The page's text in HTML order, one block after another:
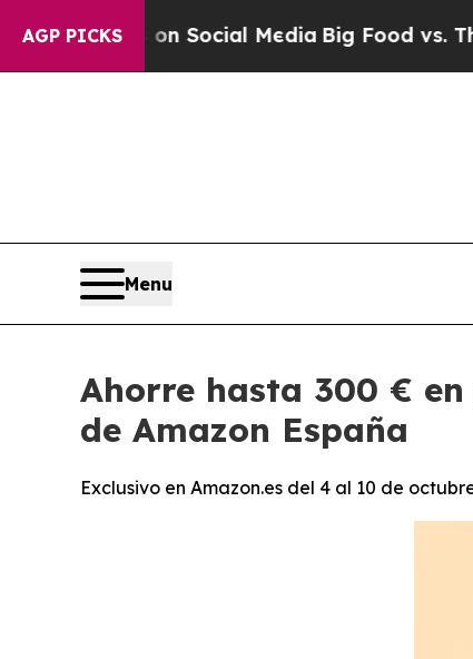
AGP PICKS
on Social MediaBig Food vs. The
Menu
Ahorre hasta 300 €
de Amazon España
Exclusivo en Amazon.es del 4 al 10 de